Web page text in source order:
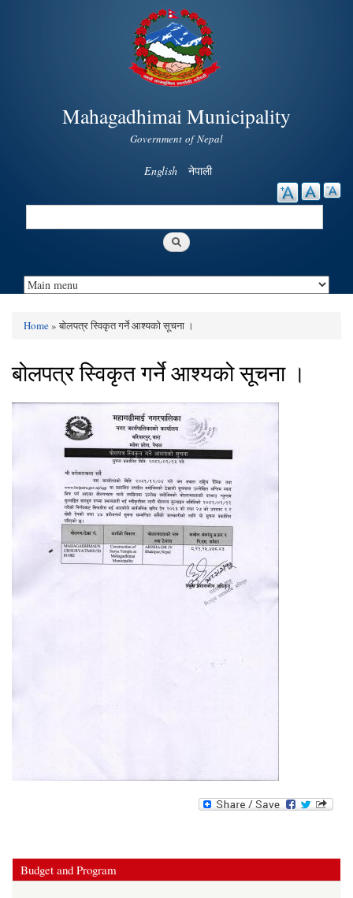
Skip to
main
content
Mahagadhimai Municipality
Government of Nepal
English नेपाली
Search
You are here
Home» बोलपत्र स्विकृत गर्ने आश्यको सूचना ।
बोलपत्र स्विकृत गर्ने आश्यको सूचना ।
Budget and Program